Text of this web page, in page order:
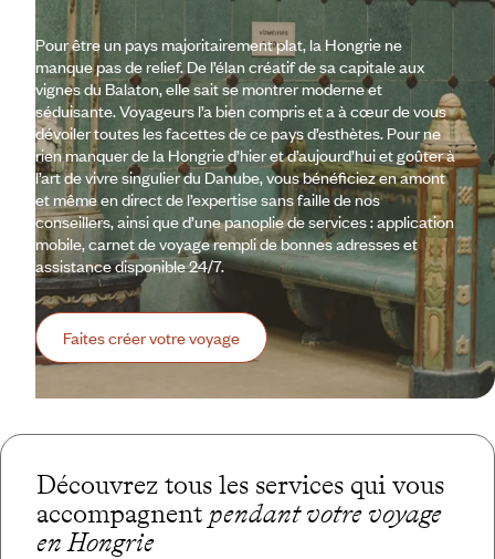
Pour être un pays majoritairement plat, la Hongrie ne
manque pas de relief. De l’élan créatif de sa capitale aux
vignes du Balaton, elle sait se montrer moderne et
séduisante. Voyageurs l’a bien compris et a à cœur de vous
dévoiler toutes les facettes de ce pays d’esthètes. Pour ne
rien manquer de la Hongrie d’hier et d’aujourd’hui et goûter à
l’art de vivre singulier du Danube, vous bénéficiez en amont
et même en direct de l’expertise sans faille de nos
conseillers, ainsi que d’une panoplie de services : application
mobile, carnet de voyage rempli de bonnes adresses et
assistance disponible 24/7.
Faites créer votre voyage
Découvrez tous les services qui vous
accompagnent pendant votre voyage
en Hongrie